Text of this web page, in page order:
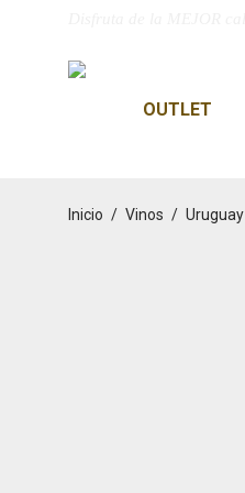
OUTLET
Inicio / Vinos / Uruguay